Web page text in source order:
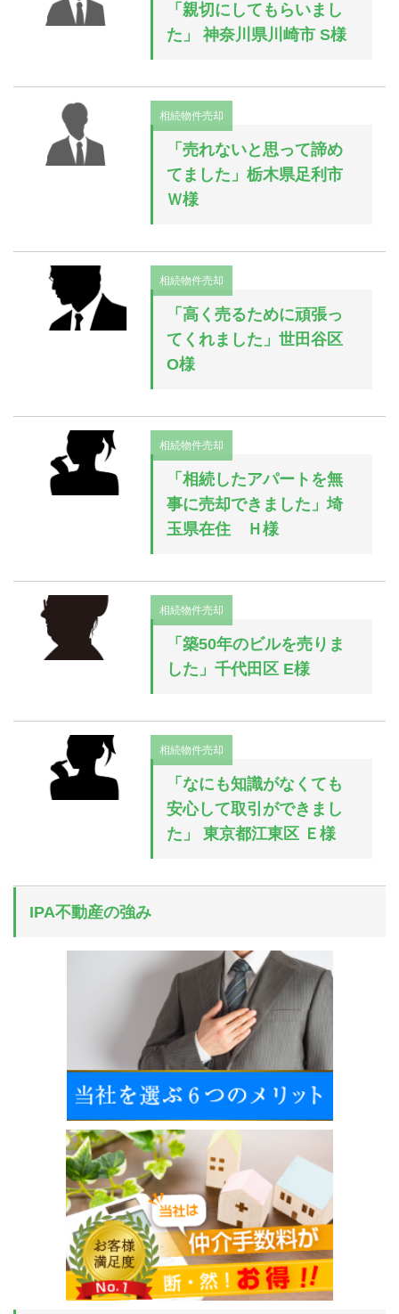
「親切にしてもらいまし
た」 神奈川県川崎市 S様
相続物件売却
「売れないと思って諦め
てました」栃木県足利市
Ｗ様
相続物件売却
「高く売るために頑張っ
てくれました」世田谷区
O様
相続物件売却
「相続したアパートを無
事に売却できました」埼
玉県在住 Ｈ様
相続物件売却
「築50年のビルを売りま
した」千代田区 E様
相続物件売却
「なにも知識がなくても
安心して取引ができまし
た」 東京都江東区 Ｅ様
IPA不動産の強み